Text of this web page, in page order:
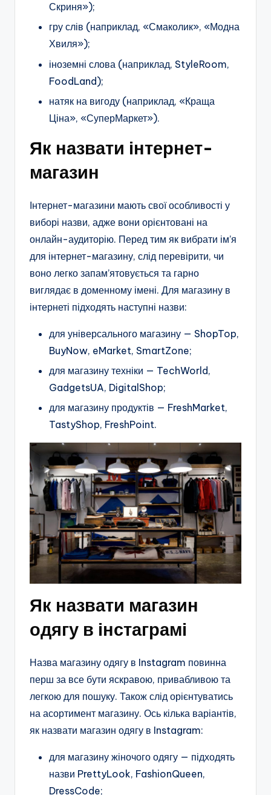
Скриня»);
гру слів (наприклад, «Смаколик», «Модна
Хвиля»);
іноземні слова (наприклад, StyleRoom,
FoodLand);
натяк на вигоду (наприклад, «Краща
Ціна», «СуперМаркет»).
Як назвати інтернет-
магазин
Інтернет-магазини мають свої особливості у
виборі назви, адже вони орієнтовані на
онлайн-аудиторію. Перед тим як вибрати ім’я
для інтернет-магазину, слід перевірити, чи
воно легко запам’ятовується та гарно
виглядає в доменному імені. Для магазину в
інтернеті підходять наступні назви:
для універсального магазину — ShopTop,
BuyNow, eMarket, SmartZone;
для магазину техніки — TechWorld,
GadgetsUA, DigitalShop;
для магазину продуктів — FreshMarket,
TastyShop, FreshPoint.
Як назвати магазин
одягу в інстаграмі
Назва магазину одягу в Instagram повинна
перш за все бути яскравою, привабливою та
легкою для пошуку. Також слід орієнтуватись
на асортимент магазину. Ось кілька варіантів,
як назвати магазин одягу в Instagram:
для магазину жіночого одягу — підходять
назви PrettyLook, FashionQueen,
DressCode;